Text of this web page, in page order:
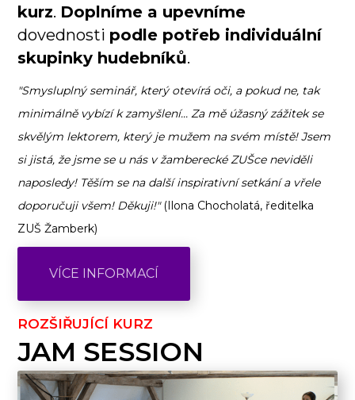
kurz. Doplníme a upevníme
dovednosti podle potřeb individuální
skupinky hudebníků.
"Smysluplný seminář, který otevírá oči, a pokud ne, tak
minimálně vybízí k zamyšlení... Za mě úžasný zážitek se
skvělým lektorem, který je mužem na svém místě! Jsem
si jistá, že jsme se u nás v žamberecké ZUŠce neviděli
naposledy! Těším se na další inspirativní setkání a vřele
doporučuji všem! Děkuji!" (Ilona Chocholatá, ředitelka
ZUŠ Žamberk)
VÍCE INFORMACÍ
ROZŠIŘUJÍCÍ KURZ
JAM SESSION